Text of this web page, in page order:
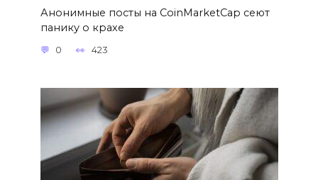
Анонимные посты на CoinMarketCap сеют
панику о крахе
0 423